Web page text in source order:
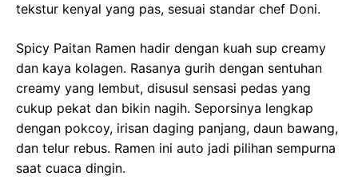
tekstur kenyal yang pas, sesuai standar chef Doni.
Spicy Paitan Ramen hadir dengan kuah sup creamy
dan kaya kolagen. Rasanya gurih dengan sentuhan
creamy yang lembut, disusul sensasi pedas yang
cukup pekat dan bikin nagih. Seporsinya lengkap
dengan pokcoy, irisan daging panjang, daun bawang,
dan telur rebus. Ramen ini auto jadi pilihan sempurna
saat cuaca dingin.